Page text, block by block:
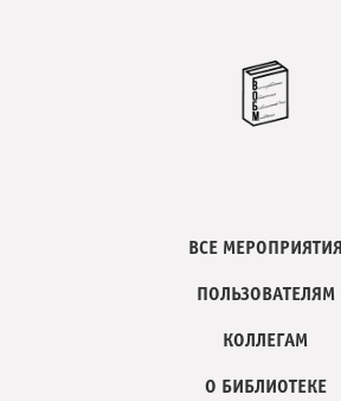
ВСЕ МЕРОПРИЯТИЯ
ПОЛЬЗОВАТЕЛЯМ
КОЛЛЕГАМ
О БИБЛИОТЕКЕ